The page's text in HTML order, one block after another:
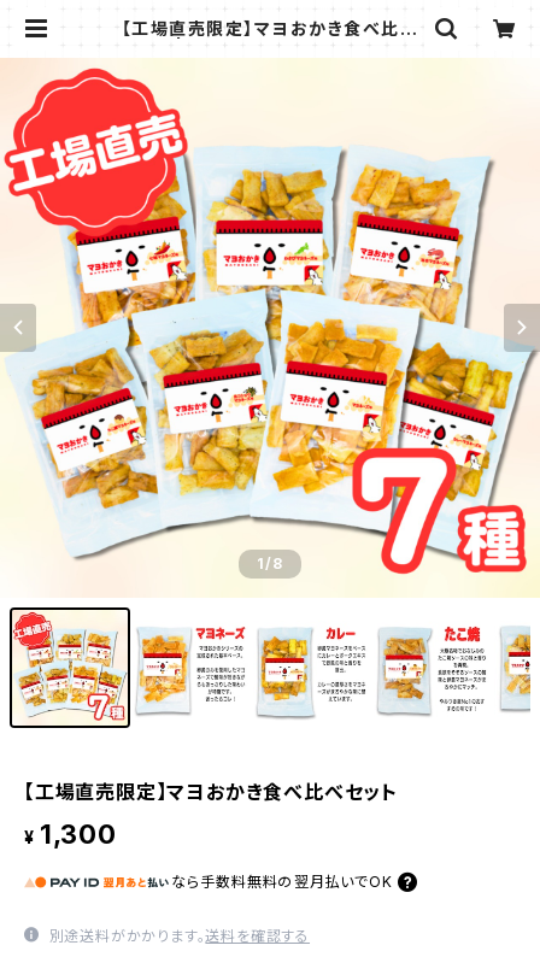
【工場直売限定】マヨおかき食べ比べ
1/8
【工場直売限定】マヨおかき食べ比べセット
¥ 1,300
なら 手数料無料の 翌月払いでOK
別途送料がかかります。送料を確認する